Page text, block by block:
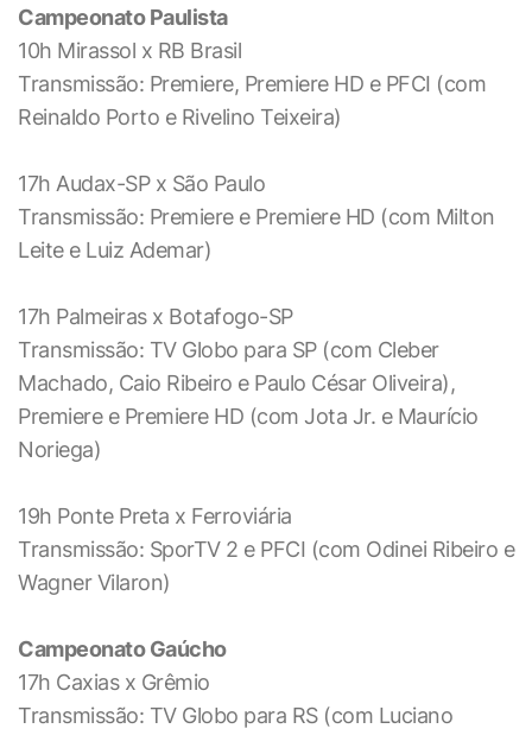
Campeonato Paulista
10h Mirassol x RB Brasil
Transmissão: Premiere, Premiere HD e PFCI (com
Reinaldo Porto e Rivelino Teixeira)
17h Audax-SP x São Paulo
Transmissão: Premiere e Premiere HD (com Milton
Leite e Luiz Ademar)
17h Palmeiras x Botafogo-SP
Transmissão: TV Globo para SP (com Cleber
Machado, Caio Ribeiro e Paulo César Oliveira),
Premiere e Premiere HD (com Jota Jr. e Maurício
Noriega)
19h Ponte Preta x Ferroviária
Transmissão: SporTV 2 e PFCI (com Odinei Ribeiro e
Wagner Vilaron)
Campeonato Gaúcho
17h Caxias x Grêmio
Transmissão: TV Globo para RS (com Luciano